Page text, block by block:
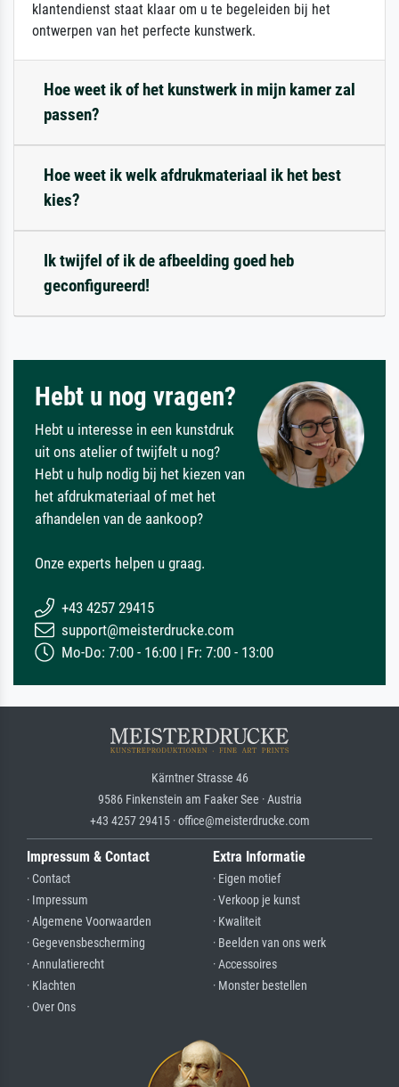
klantendienst staat klaar om u te begeleiden bij het
ontwerpen van het perfecte kunstwerk.
Hoe weet ik of het kunstwerk in mijn kamer zal
passen?
Hoe weet ik welk afdrukmateriaal ik het best
kies?
Ik twijfel of ik de afbeelding goed heb
geconfigureerd!
Hebt u nog vragen?
Hebt u interesse in een kunstdruk
uit ons atelier of twijfelt u nog?
Hebt u hulp nodig bij het kiezen van
het afdrukmateriaal of met het
afhandelen van de aankoop?
Onze experts helpen u graag.
+43 4257 29415
support@meisterdrucke.com
Mo-Do: 7:00 - 16:00 | Fr: 7:00 - 13:00
Kärntner Strasse 46
9586 Finkenstein am Faaker See · Austria
+43 4257 29415 · office@meisterdrucke.com
Impressum & Contact
· Contact
· Impressum
· Algemene Voorwaarden
· Gegevensbescherming
· Annulatierecht
· Klachten
· Over Ons
Extra Informatie
· Eigen motief
· Verkoop je kunst
· Kwaliteit
· Beelden van ons werk
· Accessoires
· Monster bestellen